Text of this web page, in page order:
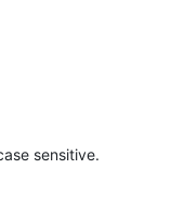
sensitive.